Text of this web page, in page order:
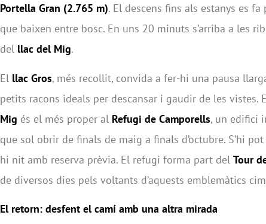
Portella Gran (2.765 m). El descens fins als estanys es
que baixen entre bosc. En uns 20 minuts s’arriba a les
del llac del Mig.
El llac Gros, més recollit, convida a fer-hi una pausa
petits racons ideals per descansar i gaudir de les vistes.
Mig és el més proper al Refugi de Camporells, un edifici
que sol obrir de finals de maig a finals d’octubre. S’hi
hi nit amb reserva prèvia. El refugi forma part del Tour
de diversos dies pels voltants d’aquests emblemàtics
El retorn: desfent el camí amb una altra mirada